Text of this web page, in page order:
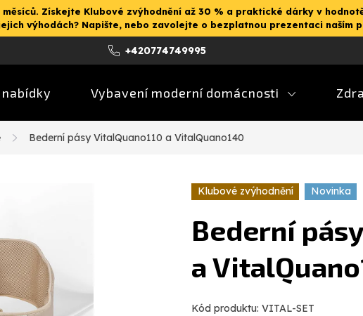
Získejte Klubové zvýhodnění až 30 % a praktické dárky v
výhodách? Napište, nebo zavolejte o bezplatnou prezentaci naším
+420774749995
Vybavení moderní domácnosti
Bederní pásy VitalQuano110 a VitalQuano140
Klubové zvýhodnění Novinka
Bederní
a
Kód produktu: VITAL-SET